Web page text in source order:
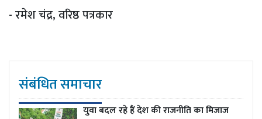
- रमेश चंद्र, वरिष्ठ पत्रकार
संबंधित समाचार
युवा बदल रहे हैं देश की राजनीति का मिजाज